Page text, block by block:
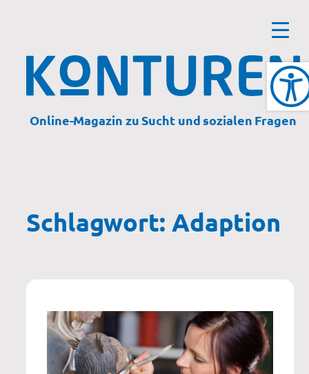
Online-Magazin zu Sucht und sozialen Fragen
Schlagwort: Adaption